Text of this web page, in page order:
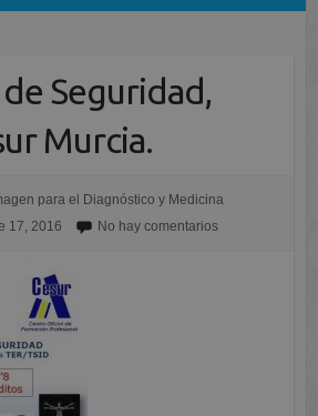
Seguridad,
Murcia.
para el Diagnóstico y Medicina
17, 2016 No hay comentarios